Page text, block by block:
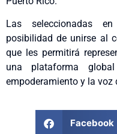
Las seleccionadas
posibilidad de unirse al
que les permitirá
una plataforma
empoderamiento y la voz
Facebook